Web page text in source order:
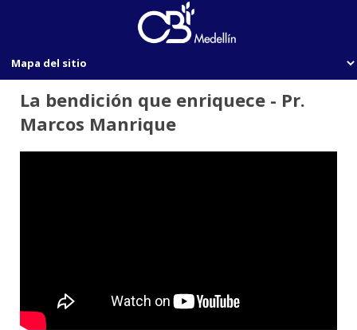
La bendición que enriquece - Pr.
Marcos Manrique